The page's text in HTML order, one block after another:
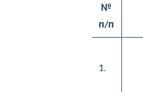
№
п/п
1.